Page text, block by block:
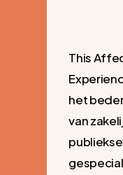
This
het
van